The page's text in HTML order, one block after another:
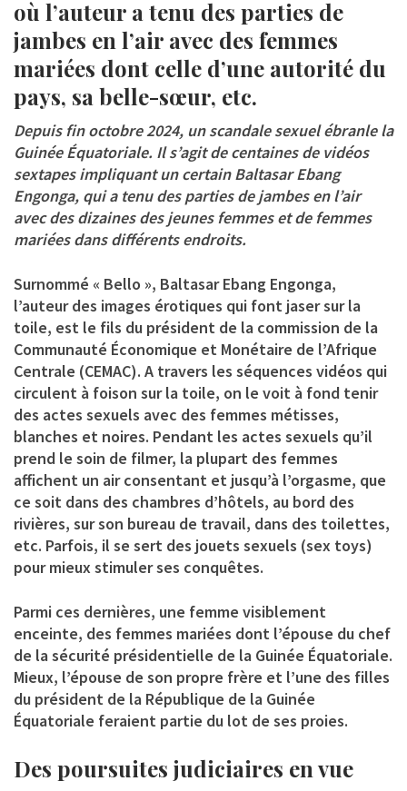
où l’auteur a tenu des parties de
jambes en l’air avec des femmes
mariées dont celle d’une autorité du
pays, sa belle-sœur, etc.
Depuis fin octobre 2024, un scandale sexuel ébranle la
Guinée Équatoriale. Il s’agit de centaines de vidéos
sextapes impliquant un certain Baltasar Ebang
Engonga, qui a tenu des parties de jambes en l’air
avec des dizaines des jeunes femmes et de femmes
mariées dans différents endroits.
Surnommé « Bello », Baltasar Ebang Engonga,
l’auteur des images érotiques qui font jaser sur la
toile, est le fils du président de la commission de la
Communauté Économique et Monétaire de l’Afrique
Centrale (CEMAC). A travers les séquences vidéos qui
circulent à foison sur la toile, on le voit à fond tenir
des actes sexuels avec des femmes métisses,
blanches et noires. Pendant les actes sexuels qu’il
prend le soin de filmer, la plupart des femmes
affichent un air consentant et jusqu’à l’orgasme, que
ce soit dans des chambres d’hôtels, au bord des
rivières, sur son bureau de travail, dans des toilettes,
etc. Parfois, il se sert des jouets sexuels (sex toys)
pour mieux stimuler ses conquêtes.
Parmi ces dernières, une femme visiblement
enceinte, des femmes mariées dont l’épouse du chef
de la sécurité présidentielle de la Guinée Équatoriale.
Mieux, l’épouse de son propre frère et l’une des filles
du président de la République de la Guinée
Équatoriale feraient partie du lot de ses proies.
Des poursuites judiciaires en vue